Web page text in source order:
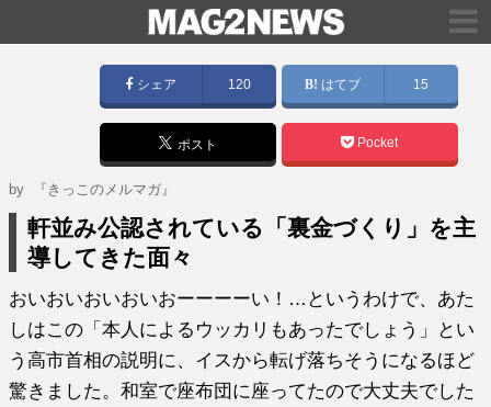
シェア 120 はてブ 15
ポスト Pocket
by 『きっこのメルマガ』
軒並み公認されている「裏金づくり」を主
導してきた面々
おいおいおいおいおーーーーい！…というわけで、あた
しはこの「本人によるウッカリもあったでしょう」とい
う高市首相の説明に、イスから転げ落ちそうになるほど
驚きました。和室で座布団に座ってたので大丈夫でした